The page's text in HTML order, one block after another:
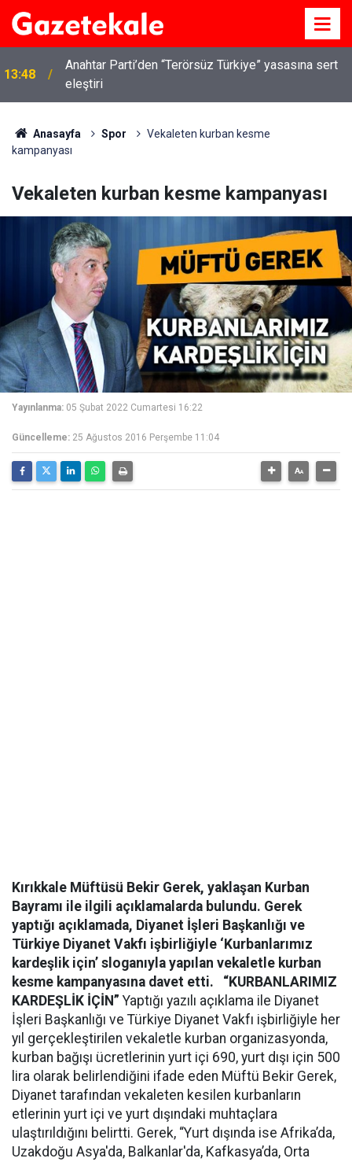
13:48
Anahtar Parti’den “Terörsüz Türkiye” yasasına sert
eleştiri
Anasayfa Spor
Vekaleten kurban kesme
kampanyası
Vekaleten kurban kesme kampanyası
Yayınlanma: 05 Şubat 2022 Cumartesi 16:22
Güncelleme: 25 Ağustos 2016 Perşembe 11:04
Kırıkkale Müftüsü Bekir Gerek, yaklaşan Kurban
Bayramı ile ilgili açıklamalarda bulundu. Gerek
yaptığı açıklamada, Diyanet İşleri Başkanlığı ve
Türkiye Diyanet Vakfı işbirliğiyle ‘Kurbanlarımız
kardeşlik için’ sloganıyla yapılan vekaletle kurban
kesme kampanyasına davet etti.
“KURBANLARIMIZ
KARDEŞLİK İÇİN” Yaptığı yazılı açıklama ile Diyanet
İşleri Başkanlığı ve Türkiye Diyanet Vakfı işbirliğiyle her
yıl gerçekleştirilen vekaletle kurban organizasyonda,
kurban bağışı ücretlerinin yurt içi 690, yurt dışı için 500
lira olarak belirlendiğini ifade eden Müftü Bekir Gerek,
Diyanet tarafından vekaleten kesilen kurbanların
etlerinin yurt içi ve yurt dışındaki muhtaçlara
ulaştırıldığını belirtti. Gerek, “Yurt dışında ise Afrika’da,
Uzakdoğu Asya'da, Balkanlar'da, Kafkasya’da, Orta